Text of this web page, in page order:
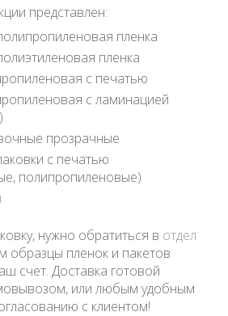
представлен:
пленка
пленка
с печатью
с ламинацией
прозрачные
с печатью
полипропиленовые)
нужно обратиться в отдел
образцы пленок и пакетов
счет. Доставка готовой
или любым удобным
с клиентом!